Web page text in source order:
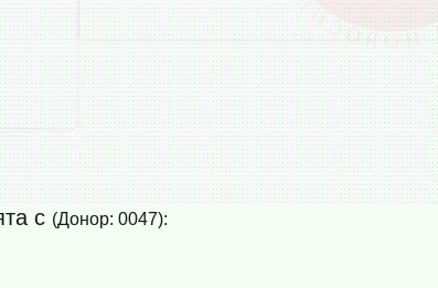
с (Донор: 0047):